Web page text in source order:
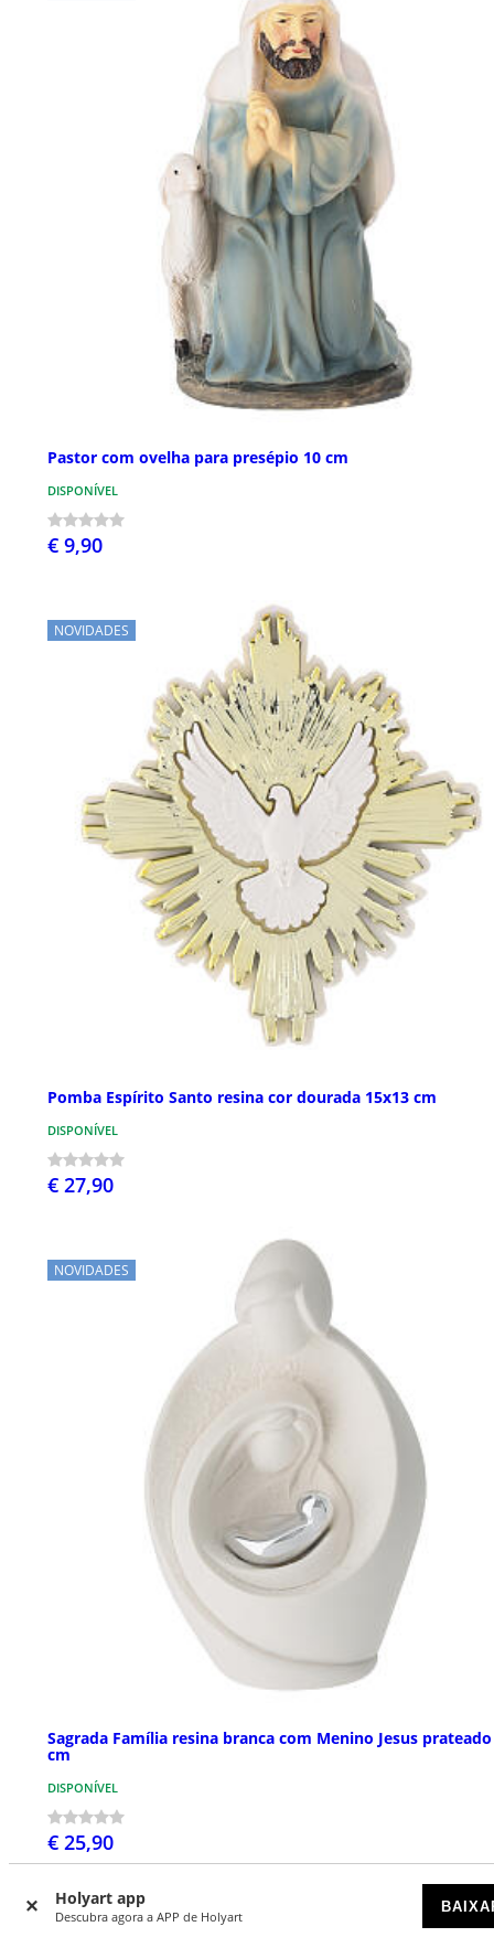
Holyart app
Descubra agora a APP de Holyart
Pastor com ovelha para presépio 10 cm
DISPONÍVEL
€ 9,90
NOVIDADES
Pomba Espírito Santo resina cor dourada 15x13 cm
DISPONÍVEL
€ 27,90
NOVIDADES
Sagrada Família resina branca com Menino Jesus
cm
DISPONÍVEL
€ 25,90
NOVIDADES